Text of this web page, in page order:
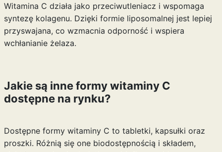
Witamina C działa jako przeciwutleniacz i wspomaga
syntezę kolagenu. Dzięki formie liposomalnej jest lepiej
przyswajana, co wzmacnia odporność i wspiera
wchłanianie żelaza.
Jakie są inne formy witaminy C
dostępne na rynku?
Dostępne formy witaminy C to tabletki, kapsułki oraz
proszki. Różnią się one biodostępnością i składem,